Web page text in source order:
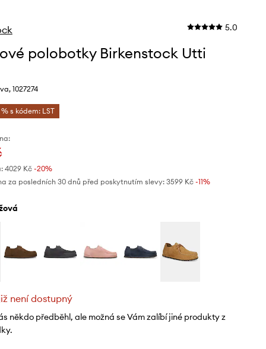
5.0
polobotky Birkenstock Utti
1027274
s kódem: LST
4029 Kč-20%
za posledních 30 dnů před poskytnutím slevy: 3599 Kč -11%
není dostupný
někdo předběhl, ale možná se Vám zalíbí jiné produkty z